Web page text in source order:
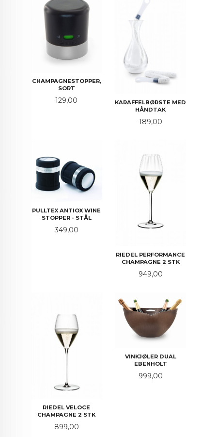
CHAMPAGNESTOPPER,
SORT
Pris
129,00
KARAFFELBØRSTE MED
HÅNDTAK
Pris
189,00
PULLTEX ANTIOX WINE
STOPPER - STÅL
Pris
349,00
RIEDEL PERFORMANCE
CHAMPAGNE 2 STK
Pris
949,00
RIEDEL VELOCE
CHAMPAGNE 2 STK
Pris
899,00
VINKJØLER DUAL
EBENHOLT
Pris
999,00